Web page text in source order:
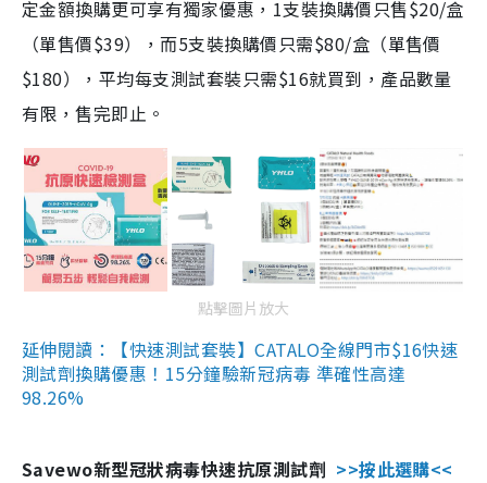
定金額換購更可享有獨家優惠，1支裝換購價只售$20/盒
（單售價$39），而5支裝換購價只需$80/盒（單售價
$180），平均每支測試套裝只需$16就買到，產品數量
有限，售完即止。
點擊圖片放大
延伸閱讀：【快速測試套裝】CATALO全線門市$16快速
測試劑換購優惠！15分鐘驗新冠病毒 準確性高達
98.26%
Savewo新型冠狀病毒快速抗原測試劑 >>按此選購<<